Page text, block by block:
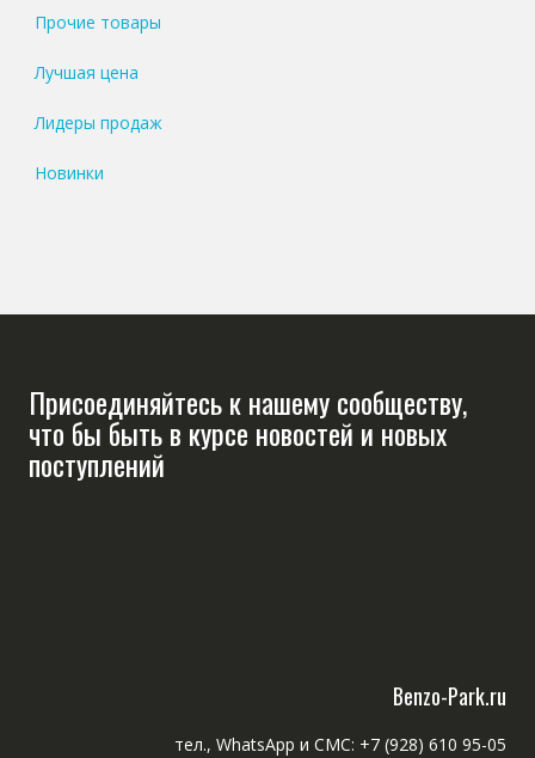
Прочие товары
Лучшая цена
Лидеры продаж
Новинки
Присоединяйтесь к нашему сообществу,
что бы быть в курсе новостей и новых
поступлений
Benzo-Park.ru
тел., WhatsApp и СМС: +7 (928) 610 95-05